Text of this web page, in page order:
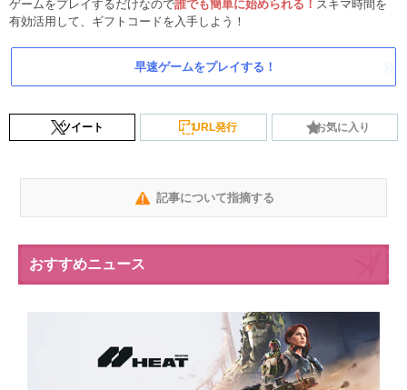
ゲームをプレイするだけなので誰でも簡単に始められる！ スキマ時間を
有効活用して、ギフトコードを入手しよう！
早速ゲームをプレイする！
ツイート URL発行 お気に入り
記事について指摘する
おすすめニュース